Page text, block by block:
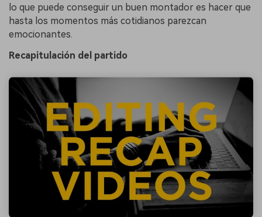
lo que puede conseguir un buen montador es hacer que
hasta los momentos más cotidianos parezcan
emocionantes.
Recapitulación del partido